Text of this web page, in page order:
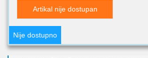
Artikal nije dostupan
Nije dostupno